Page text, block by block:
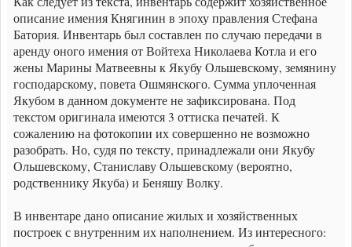
описание имения Княгинин в эпоху правления Стефана
Батория. Инвентарь был составлен по случаю передачи в
аренду оного имения от Войтеха Николаева Котла и его
жены Марины Матвеевны к Якубу Ольшевскому, земянину
господарскому, повета Ошмянского. Сумма уплоченная
Якубом в данном документе не зафиксирована. Под
текстом оригинала имеются 3 оттиска печатей. К
сожалению на фотокопии их совершенно не возможно
разобрать. Но, судя по тексту, принадлежали они Якубу
Ольшевскому, Станиславу Ольшевскому (вероятно,
родственнику Якуба) и Беняшу Волку.
В инвентаре дано описание жилых и хозяйственных
построек с внутренним их наполнением. Из интересного: